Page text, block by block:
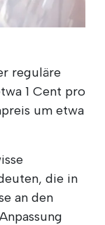
reguläre
1 Cent pro
um etwa
die in
an den